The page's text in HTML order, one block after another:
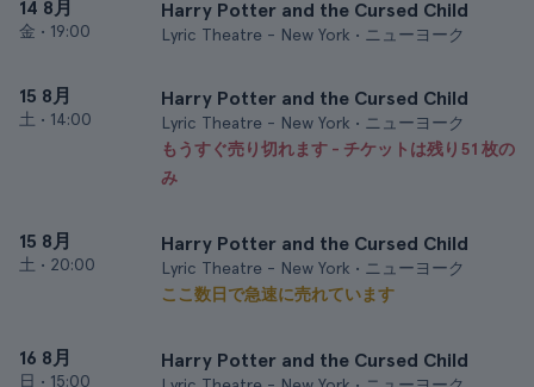
14 8月
金 • 19:00
Harry Potter and the Cursed Child
Lyric Theatre - New York • ニューヨーク
15 8月
土 • 14:00
Harry Potter and the Cursed Child
Lyric Theatre - New York • ニューヨーク
もうすぐ売り切れます - チケットは残り51 枚の
み
15 8月
土 • 20:00
Harry Potter and the Cursed Child
Lyric Theatre - New York • ニューヨーク
ここ数日で急速に売れています
16 8月
日 • 15:00
Harry Potter and the Cursed Child